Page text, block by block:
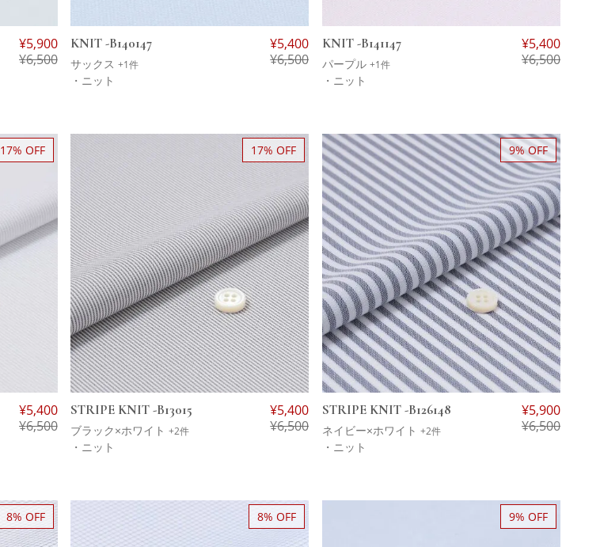
¥5,900
¥6,500
KNIT -B140147
サックス +1件
¥5,400
¥6,500
・ニット
KNIT -B141147
パープル +1件
¥5,400
¥6,500
・ニット
17% OFF
¥5,400
¥6,500
17% OFF
STRIPE KNIT -B13015
ブラック×ホワイト +2件
¥5,400
¥6,500
・ニット
9% OFF
STRIPE KNIT -B126148
ネイビー×ホワイト +2件
¥5,900
¥6,500
・ニット
8% OFF 8% OFF 9% OFF